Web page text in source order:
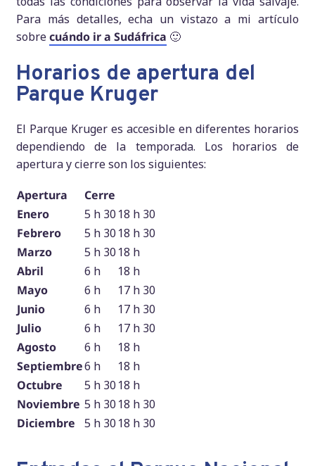
Para más detalles, echa un vistazo a mi artículo
sobrecuándo ir a Sudáfrica 🙂
Horarios de apertura del
Parque Kruger
El Parque Kruger es accesible en diferentes horarios
dependiendo de la temporada. Los horarios de
apertura y cierre son los siguientes:
Apertura
Cerre
Enero
5 h 30 18 h 30
Febrero
5 h 30 18 h 30
Marzo
5 h 30 18 h
Abril
6 h
18 h
Mayo
6 h
17 h 30
Junio
6 h
17 h 30
Julio
6 h
17 h 30
Agosto
6 h
18 h
Septiembre6 h
18 h
Octubre
5 h 30 18 h
Noviembre 5 h 30 18 h 30
Diciembre
5 h 30 18 h 30